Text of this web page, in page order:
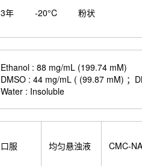
3年 -20°C 粉状
Ethanol : 88 mg/mL (199.74 mM)
DMSO : 44 mg/mL ( (99.87 mM) ；
Water : Insoluble
口服 均匀悬浊液 CMC-NA